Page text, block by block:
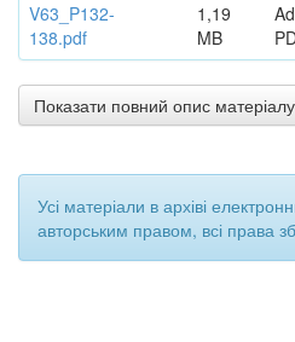
V63_P132-
138.pdf
1,19
MB
Показати повний опис матеріалу
Усі матеріали в архіві
авторським правом, всі права